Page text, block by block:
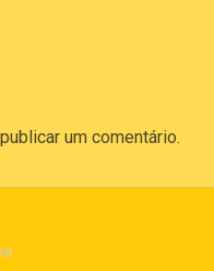
um comentário.